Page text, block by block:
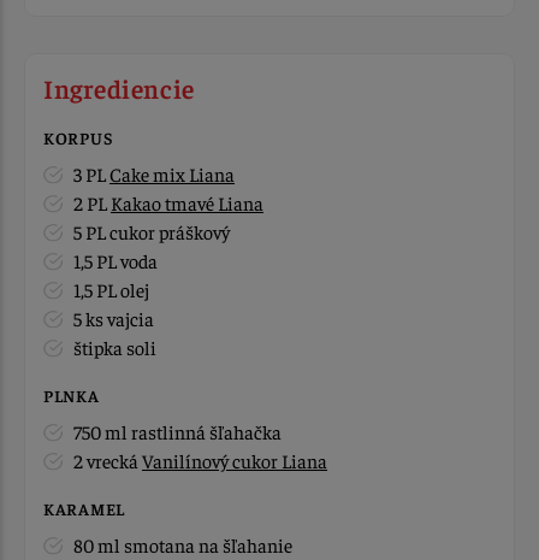
Ingrediencie
KORPUS
3 PLCake mix Liana
2 PL Kakao tmavé Liana
5 PL cukor práškový
1,5 PL voda
1,5 PL olej
5 ks vajcia
štipka soli
PLNKA
750 ml rastlinná šľahačka
2 vrecká Vanilínový cukor Liana
KARAMEL
80 ml smotana na šľahanie